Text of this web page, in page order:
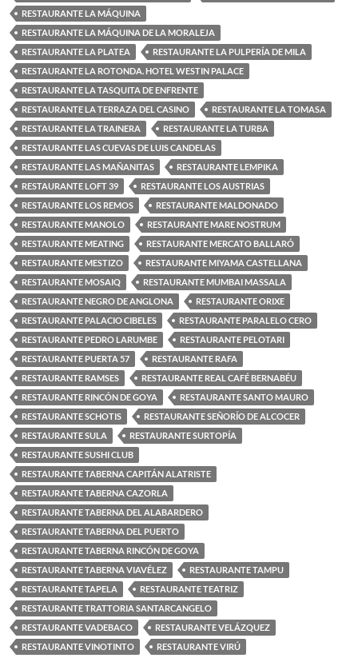
RESTAURANTE LA MÁQUINA
RESTAURANTE LA MÁQUINA DE LA MORALEJA
RESTAURANTE LA PLATEA
RESTAURANTE LA PULPERÍA DE MILA
RESTAURANTE LA ROTONDA. HOTEL WESTIN PALACE
RESTAURANTE LA TASQUITA DE ENFRENTE
RESTAURANTE LA TERRAZA DEL CASINO
RESTAURANTE LA TOMASA
RESTAURANTE LA TRAINERA
RESTAURANTE LA TURBA
RESTAURANTE LAS CUEVAS DE LUIS CANDELAS
RESTAURANTE LAS MAÑANITAS
RESTAURANTE LEMPIKA
RESTAURANTE LOFT 39
RESTAURANTE LOS AUSTRIAS
RESTAURANTE LOS REMOS
RESTAURANTE MALDONADO
RESTAURANTE MANOLO
RESTAURANTE MARE NOSTRUM
RESTAURANTE MEATING
RESTAURANTE MERCATO BALLARÓ
RESTAURANTE MESTIZO
RESTAURANTE MIYAMA CASTELLANA
RESTAURANTE MOSAIQ
RESTAURANTE MUMBAI MASSALA
RESTAURANTE NEGRO DE ANGLONA
RESTAURANTE ORIXE
RESTAURANTE PALACIO CIBELES
RESTAURANTE PARALELO CERO
RESTAURANTE PEDRO LARUMBE
RESTAURANTE PELOTARI
RESTAURANTE PUERTA 57
RESTAURANTE RAFA
RESTAURANTE RAMSES
RESTAURANTE REAL CAFÉ BERNABÉU
RESTAURANTE RINCÓN DE GOYA
RESTAURANTE SANTO MAURO
RESTAURANTE SCHOTIS
RESTAURANTE SEÑORÍO DE ALCOCER
RESTAURANTE SULA
RESTAURANTE SURTOPÍA
RESTAURANTE SUSHI CLUB
RESTAURANTE TABERNA CAPITÁN ALATRISTE
RESTAURANTE TABERNA CAZORLA
RESTAURANTE TABERNA DEL ALABARDERO
RESTAURANTE TABERNA DEL PUERTO
RESTAURANTE TABERNA RINCÓN DE GOYA
RESTAURANTE TABERNA VIAVÉLEZ
RESTAURANTE TAMPU
RESTAURANTE TAPELA
RESTAURANTE TEATRIZ
RESTAURANTE TRATTORIA SANTARCANGELO
RESTAURANTE VADEBACO
RESTAURANTE VELÁZQUEZ
RESTAURANTE VINOTINTO
RESTAURANTE VIRÚ